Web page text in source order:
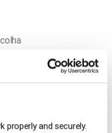
properly and securely.